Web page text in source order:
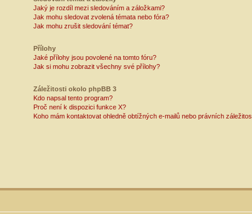
Jaký je rozdíl mezi sledováním a záložkami?
Jak mohu sledovat zvolená témata nebo fóra?
Jak mohu zrušit sledování témat?
Přílohy
Jaké přílohy jsou povolené na tomto fóru?
Jak si mohu zobrazit všechny své přílohy?
Záležitosti okolo phpBB 3
Kdo napsal tento program?
Proč není k dispozici funkce X?
Koho mám kontaktovat ohledně obtížných e-mailů nebo právních